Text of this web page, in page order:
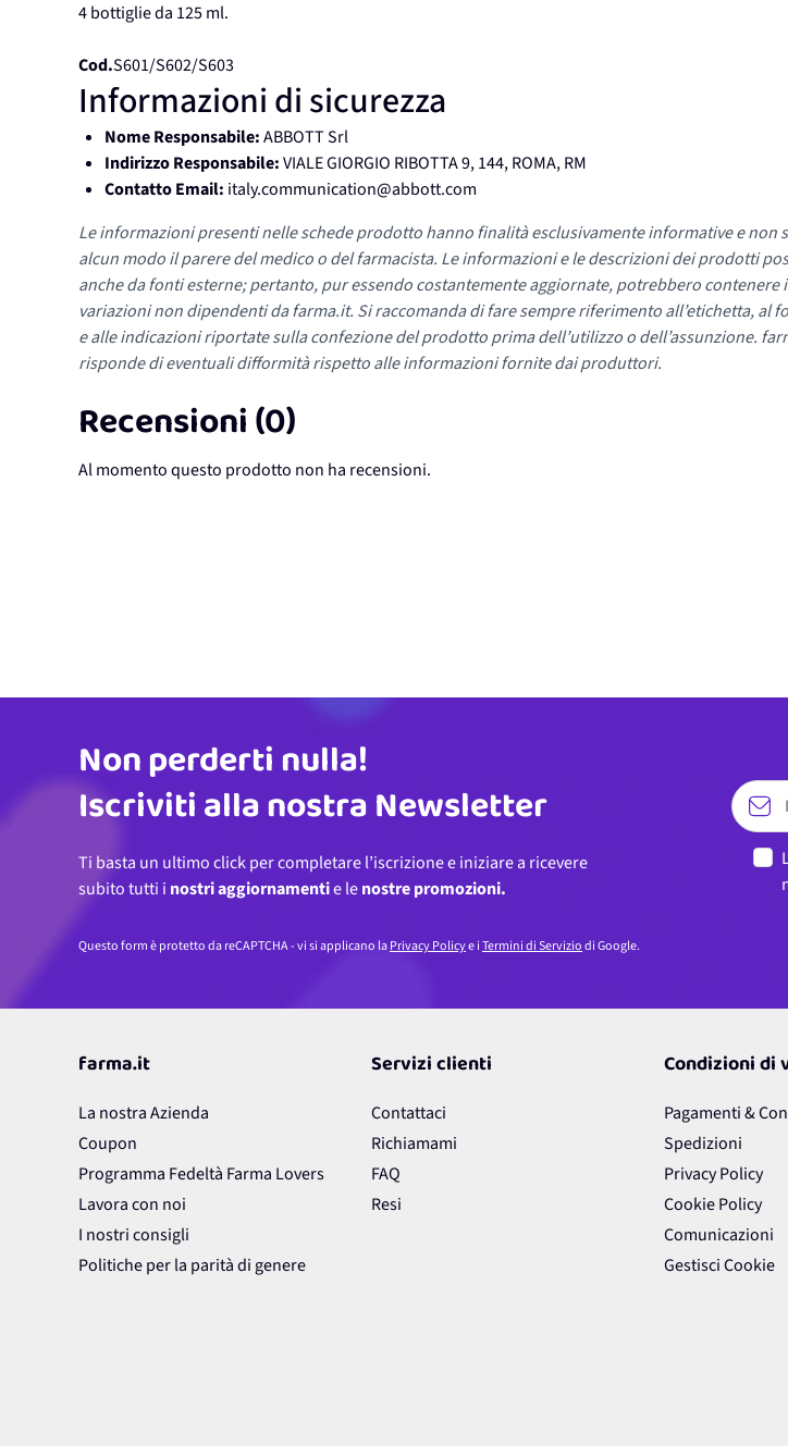
4 bottiglie da 125 ml.
Cod.S601/S602/S603
Informazioni di sicurezza
Nome Responsabile:ABBOTT Srl
Indirizzo Responsabile:VIALE GIORGIO RIBOTTA 9, 144, ROMA, RM
Contatto Email: italy.communication@abbott.com
Le informazioni presenti nelle schede prodotto hanno finalità esclusivamente informative e non
alcun modo il parere del medico o del farmacista. Le informazioni e le descrizioni dei prodotti
anche da fonti esterne; pertanto, pur essendo costantemente aggiornate, potrebbero contenere
variazioni non dipendenti da farma.it. Si raccomanda di fare sempre riferimento all’etichetta, al
e alle indicazioni riportate sulla confezione del prodotto prima dell’utilizzo o dell’assunzione.
risponde di eventuali difformità rispetto alle informazioni fornite dai produttori.
Recensioni (0)
Al momento questo prodotto non ha recensioni.
Indirizzo email
Non perderti nulla!
Iscriviti alla nostra Newsletter
Ti basta un ultimo click per completare l’iscrizione e iniziare a ricevere
subito tutti i nostri aggiornamentie lenostre promozioni.
Questo form è protetto da reCAPTCHA - vi si applicano laPrivacy Policye iTermini di Serviziodi Google.
farma.it
La nostra Azienda
Coupon
Programma Fedeltà Farma Lovers
Lavora con noi
I nostri consigli
Politiche per la parità di genere
Servizi clienti
Contattaci
Richiamami
FAQ
Resi
Condizioni di
Pagamenti &
Spedizioni
Privacy Policy
Cookie Policy
Comunicazioni
Gestisci Cookie